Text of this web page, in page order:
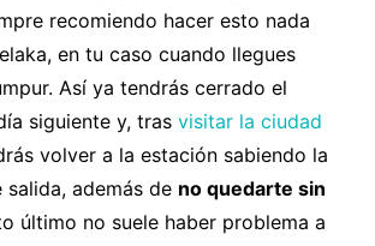
recomiendo hacer esto nada
en tu caso cuando llegues
Así ya tendrás cerrado el
siguiente y, tras visitar la ciudad
volver a la estación sabiendo la
además de no quedarte sin
último no suele haber problema a